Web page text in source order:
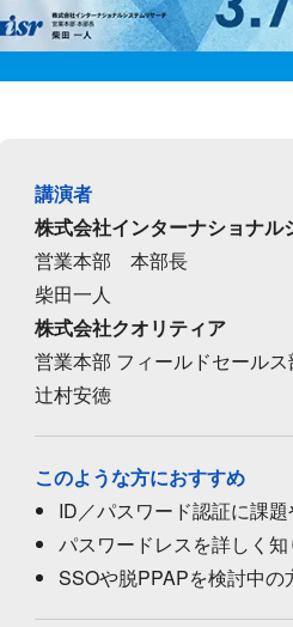
講演者
株式会社インターナショナル
営業本部 本部長
柴田一人
株式会社クオリティア
営業本部 フィールドセール
辻村安徳
このような方におすすめ
ID／パスワード認証に課
パスワードレスを詳しく
SSOや脱PPAPを検討中の